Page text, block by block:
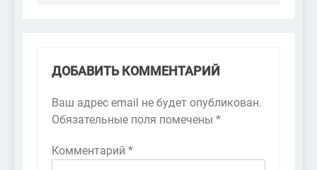
ДОБАВИТЬ КОММЕНТАРИЙ
Ваш адрес email не будет опубликован.
Обязательные поля помечены *
Комментарий *